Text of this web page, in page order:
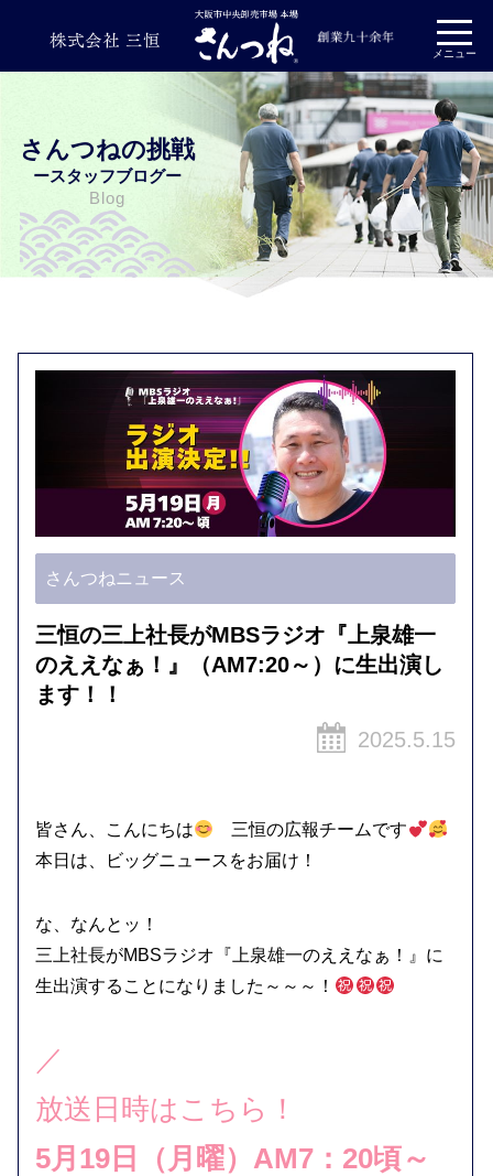
メニュー
プライバシーポリシー
さんつねの挑戦
ースタッフブログー
Blog
さんつねニュース
三恒の三上社長がMBSラジオ『上泉雄一
のええなぁ！』（AM7:20～）に生出演し
ます！！
2025.5.15
皆さん、こんにちは
三恒の広報チームです
本日は、ビッグニュースをお届け！
な、なんとッ！
三上社長がMBSラジオ『上泉雄一のええなぁ！』に
生出演することになりました～～～！
／
放送日時はこちら！
5月19日（月曜）AM7：20頃～